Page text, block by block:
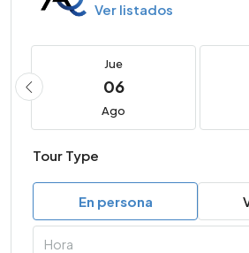
Ver listados
Jue
06
Ago
Tour Type
En persona
Hora